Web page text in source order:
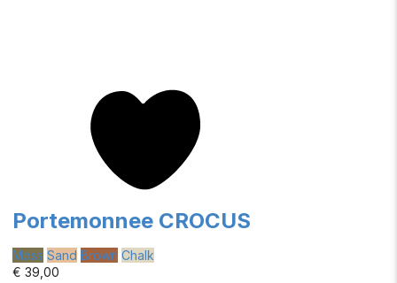
Portemonnee CROCUS
Moss Sand Brown Chalk
€ 39,00